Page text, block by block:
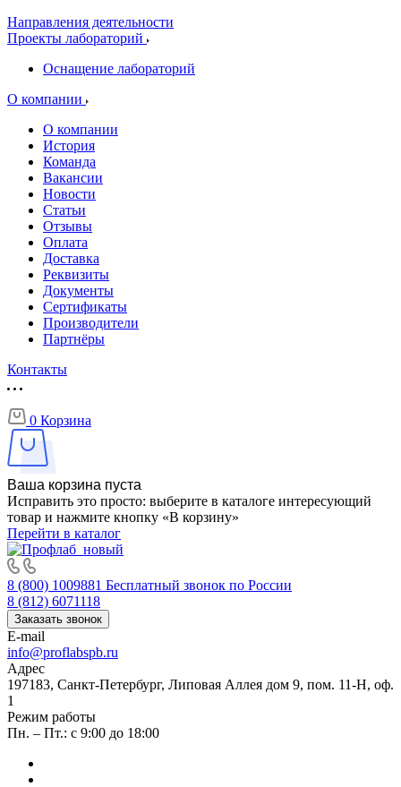
Направления деятельности
Проекты лабораторий
Оснащение лабораторий
О компании
О компании
История
Команда
Вакансии
Новости
Статьи
Отзывы
Оплата
Доставка
Реквизиты
Документы
Сертификаты
Производители
Партнёры
Контакты
0 Корзина
Ваша корзина пуста
Исправить это просто: выберите в каталоге интересующий
товар и нажмите кнопку «В корзину»
Перейти в каталог
8 (800) 1009881 Бесплатный звонок по России
8 (812) 6071118
Заказать звонок
E-mail
info@proflabspb.ru
Адрес
197183, Санкт-Петербург, Липовая Аллея дом 9, пом. 11-Н, оф.
1
Режим работы
Пн. – Пт.: с 9:00 до 18:00